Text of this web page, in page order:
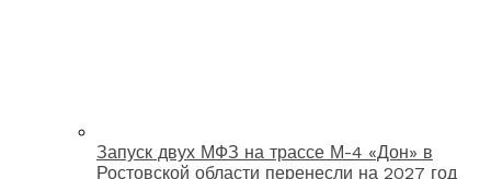
Запуск двух МФЗ на трассе М-4 «Дон» в
Ростовской области перенесли на 2027 год